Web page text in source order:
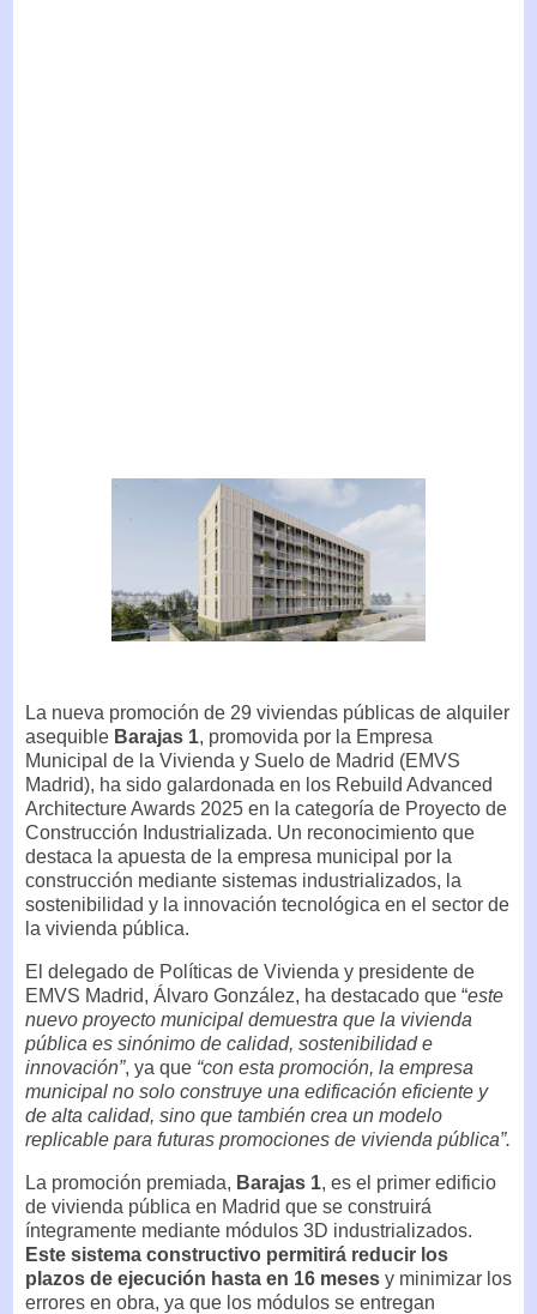
La nueva promoción de 29 viviendas públicas de alquiler
asequible Barajas 1, promovida por la Empresa
Municipal de la Vivienda y Suelo de Madrid (EMVS
Madrid), ha sido galardonada en los Rebuild Advanced
Architecture Awards 2025 en la categoría de Proyecto de
Construcción Industrializada. Un reconocimiento que
destaca la apuesta de la empresa municipal por la
construcción mediante sistemas industrializados, la
sostenibilidad y la innovación tecnológica en el sector de
la vivienda pública.
El delegado de Políticas de Vivienda y presidente de
EMVS Madrid, Álvaro González, ha destacado que “este
nuevo proyecto municipal demuestra que la vivienda
pública es sinónimo de calidad, sostenibilidad e
innovación”, ya que “con esta promoción, la empresa
municipal no solo construye una edificación eficiente y
de alta calidad, sino que también crea un modelo
replicable para futuras promociones de vivienda pública”.
La promoción premiada, Barajas 1, es el primer edificio
de vivienda pública en Madrid que se construirá
íntegramente mediante módulos 3D industrializados.
Este sistema constructivo permitirá reducir los
plazos de ejecución hasta en 16 meses y minimizar los
errores en obra, ya que los módulos se entregan